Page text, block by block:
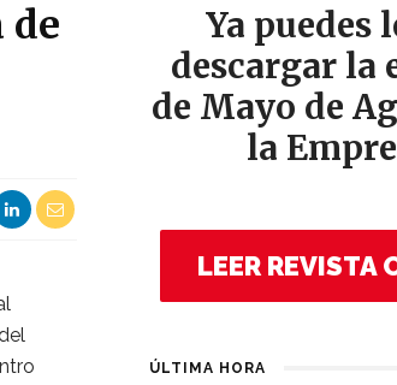
de
Ya puedes
descargar la
de Mayo de
la
LEER REVISTA
ÚLTIMA HORA